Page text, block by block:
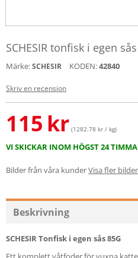
SCHESIR tonfisk i egen
Märke:SCHESIR KODEN:42840
Skriv en recension
115 kr (1282.78 kr / kg)
VI SKICKAR INOM HÖGST 24
Bilder från våra kunderVisa fler bilder
Beskrivning
SCHESIR Tonfisk i egen sås 85G